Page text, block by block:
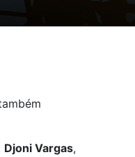
Djoni Vargas,